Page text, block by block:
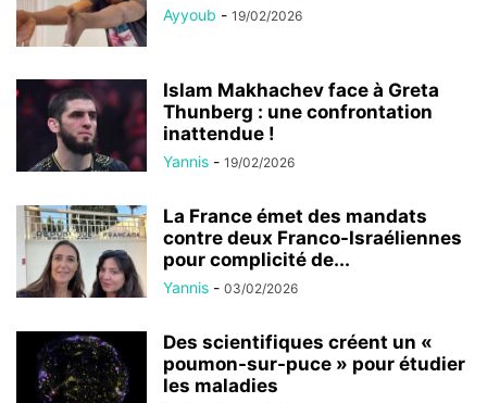
Ayyoub - 19/02/2026
Islam Makhachev face à Greta
Thunberg : une confrontation
inattendue !
Yannis - 19/02/2026
La France émet des mandats
contre deux Franco-Israéliennes
pour complicité de...
Yannis - 03/02/2026
Des scientifiques créent un «
poumon-sur-puce » pour étudier
les maladies